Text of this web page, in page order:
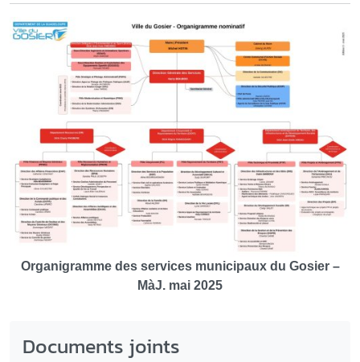
Organigramme des services municipaux du Gosier –
MàJ. mai 2025
Documents joints